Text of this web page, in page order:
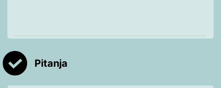
Pitanja